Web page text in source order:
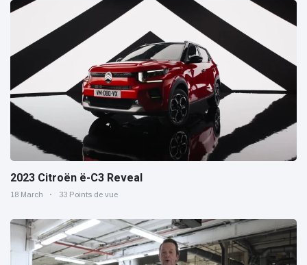
2023 Citroën ë-C3 Reveal
18 March 33 Points de vue